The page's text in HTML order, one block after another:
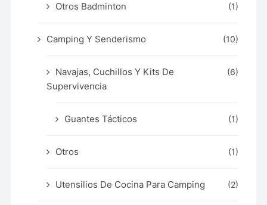
Otros Badminton (1)
Camping Y Senderismo (10)
Navajas, Cuchillos Y Kits De
Supervivencia
(6)
Guantes Tácticos (1)
Otros (1)
Utensilios De Cocina Para Camping (2)